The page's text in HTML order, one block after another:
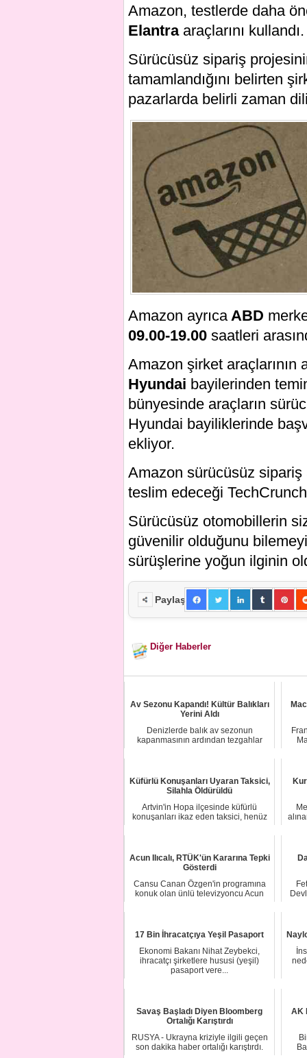
Amazon, testlerde daha
Elantraaraçlarını kullandı.
Sürücüsüz sipariş
tamamlandığını belirten
pazarlarda belirli zaman
Amazon ayrıcaABD
09.00-19.00 saatleri
Amazon şirket
Hyundai bayilerinden
bünyesinde araçların
Hyundai bayiliklerinde
ekliyor.
Amazon sürücüsüz sipariş
teslim edeceği
Sürücüsüz otomobillerin
güvenilir olduğunu
sürüşlerine yoğun ilginin
Paylaş
Diğer Haberler
Av Sezonu Kapandı! Kültür Balıkları
Yerini Aldı
Denizlerde balık av sezonun
kapanmasının ardından tezgahlar
Küfürlü Konuşanları Uyaran Taksici,
Silahla Öldürüldü
Artvin'in Hopa ilçesinde küfürlü
konuşanları ikaz eden taksici, henüz
Acun Ilıcalı, RTÜK'ün Kararına Tepki
Gösterdi
Cansu Canan Özgen'in programına
konuk olan ünlü televizyoncu Acun
17 Bin İhracatçıya Yeşil Pasaport
Ekonomi Bakanı Nihat Zeybekci,
ihracatçı şirketlere hususi (yeşil)
pasaport vere...
Savaş Başladı Diyen Bloomberg
Ortalığı Karıştırdı
RUSYA - Ukrayna kriziyle ilgili geçen
son dakika haber ortalığı karıştırdı.
AK